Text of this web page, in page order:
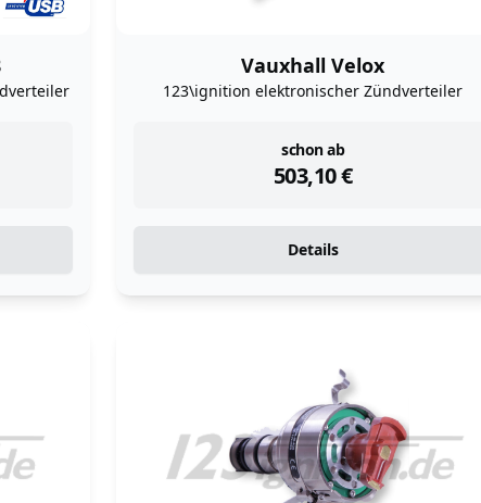
Vauxhall Velox
123\ignition elektronischer Zündverteiler
schon ab
503,10€
instock
Details